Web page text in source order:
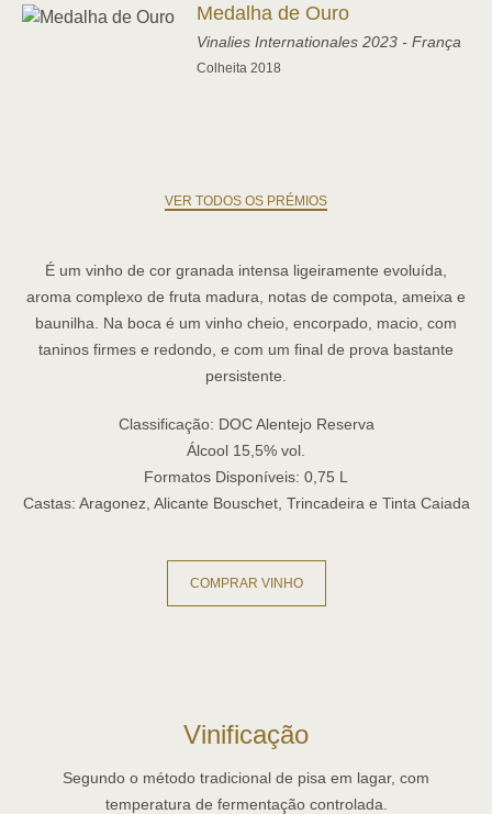
Medalha de Ouro
Vinalies Internationales 2023 - França
Colheita 2018
VER TODOS OS PRÉMIOS
É um vinho de cor granada intensa ligeiramente evoluída,
aroma complexo de fruta madura, notas de compota, ameixa e
baunilha. Na boca é um vinho cheio, encorpado, macio, com
taninos firmes e redondo, e com um final de prova bastante
persistente.
Classificação: DOC Alentejo Reserva
Álcool 15,5% vol.
Formatos Disponíveis: 0,75 L
Castas: Aragonez, Alicante Bouschet, Trincadeira e Tinta Caiada
COMPRAR VINHO
Vinificação
Segundo o método tradicional de pisa em lagar, com
temperatura de fermentação controlada.